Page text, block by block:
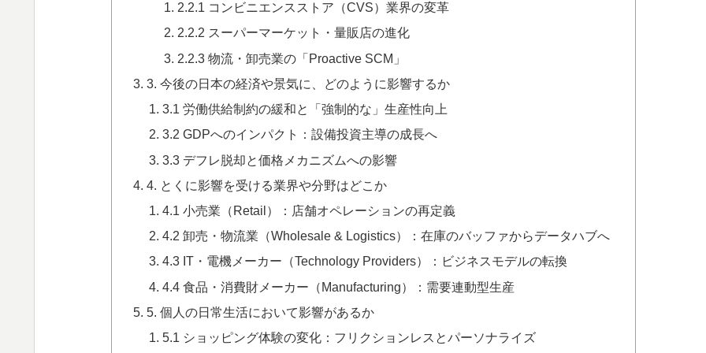
2.2.1 コンビニエンスストア（CVS）業界の変革
2.2.2 スーパーマーケット・量販店の進化
2.2.3 物流・卸売業の「Proactive SCM」
3. 今後の日本の経済や景気に、どのように影響するか
3.1 労働供給制約の緩和と「強制的な」生産性向上
3.2 GDPへのインパクト：設備投資主導の成長へ
3.3 デフレ脱却と価格メカニズムへの影響
4. とくに影響を受ける業界や分野はどこか
4.1 小売業（Retail）：店舗オペレーションの再定義
4.2 卸売・物流業（Wholesale & Logistics）：在庫のバッファからデータハブへ
4.3 IT・電機メーカー（Technology Providers）：ビジネスモデルの転換
4.4 食品・消費財メーカー（Manufacturing）：需要連動型生産
5. 個人の日常生活において影響があるか
5.1 ショッピング体験の変化：フリクションレスとパーソナライズ